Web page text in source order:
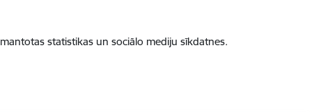
statistikas un sociālo mediju sīkdatnes.